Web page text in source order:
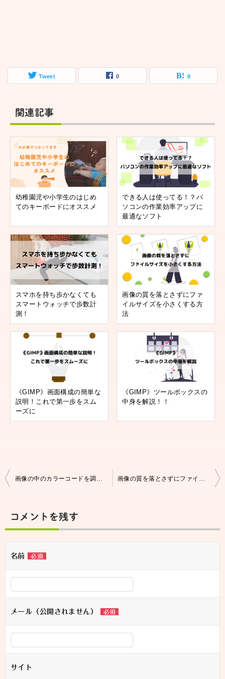
Tweet 0 0
関連記事
幼稚園児や小学生のはじめ
てのキーボードにオススメ
できる人は使ってる！？パ
ソコンの作業効率アップに
最適なソフト
スマホを持ち歩かなくても
スマートウォッチで歩数計
測！
画像の質を落とさずにファ
イルサイズを小さくする方
法
《GIMP》画面構成の簡単な
説明！これで第一歩をスム
ーズに
《GIMP》ツールボックスの
中身を解説！！
投
ナ
ビ
シ
ン
画像の中のカラーコードを調べる方法 画像の質を落とさずにファイルサイズを小さくする方法
コメントを残す
名前 必須
メール（公開されません） 必須
サイト